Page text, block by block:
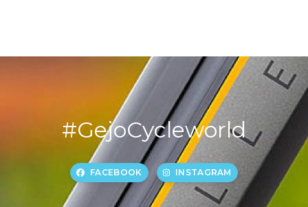
#GejoCycleworld
FACEBOOK INSTAGRAM